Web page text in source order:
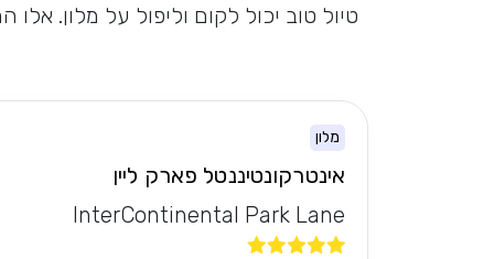
טיול טוב יכול לקום וליפול על מלון.
מלון
אינטרקונטיננטל פארק ליין
InterContinental Park Lane